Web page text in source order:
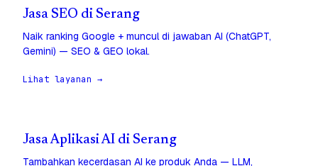
Jasa SEO di Serang
Naik ranking Google + muncul di jawaban AI (ChatGPT,
Gemini) — SEO & GEO lokal.
Lihat layanan →
Jasa Aplikasi AI di Serang
Tambahkan kecerdasan AI ke produk Anda — LLM,